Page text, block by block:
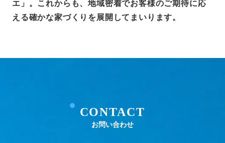
エ」。これからも、地域密着でお客様のご期待に応
える確かな家づくりを展開してまいります。
CONTACT
お問い合わせ